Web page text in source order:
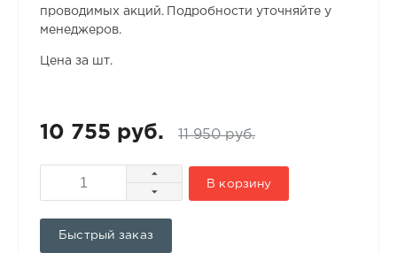
проводимых акций. Подробности уточняйте у
менеджеров.
Цена за шт.
10 755 руб. 11 950 руб.
В корзину
Быстрый заказ